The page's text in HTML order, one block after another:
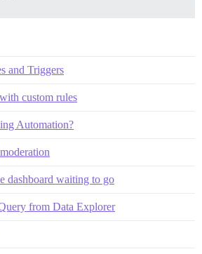
and Triggers
custom rules
Automation?
dashboard waiting to go
from Data Explorer